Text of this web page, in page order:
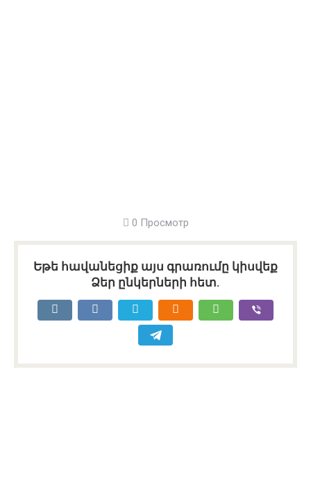
0 Просмотр
Եթե հավանեցիք այս գրառումը կիսվեք
Ձեր ընկերների հետ.